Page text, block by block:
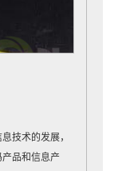
技术的发展，
品和信息产